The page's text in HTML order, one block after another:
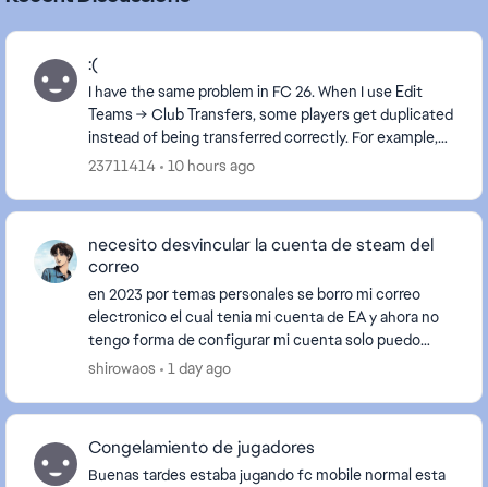
:(
I have the same problem in FC 26. When I use Edit
Teams → Club Transfers, some players get duplicated
instead of being transferred correctly. For example,
when I transfer Youri Tielemans from Aston V...
23711414 10 hours ago
necesito desvincular la cuenta de steam del
correo
en 2023 por temas personales se borro mi correo
electronico el cual tenia mi cuenta de EA y ahora no
tengo forma de configurar mi cuenta solo puedo
acceder a ella atraves de steam limitandome a solo ...
shirowaos 1 day ago
Congelamiento de jugadores
Buenas tardes estaba jugando fc mobile normal esta